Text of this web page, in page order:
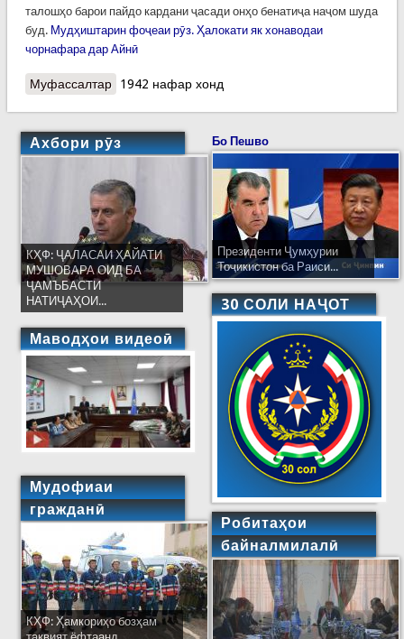
талошҳо барои пайдо кардани ҷасади онҳо бенатиҷа наҷом шуда
буд. Мудҳиштарин фоҷеаи рӯз. Ҳалокати як хонаводаи
чорнафара дар Айнӣ
Муфассалтаро Ноҳияи Айнӣ: Ҷасади як нафар аз чор тан
дорад
1942 нафар хонд
Ахбори рӯз
КҲФ: ҶАЛАСАИ ҲАЙАТИ
МУШОВАРА ОИД БА
ҶАМЪБАСТИ
НАТИҶАҲОИ...
Маводҳои видеоӣ
Мудофиаи
гражданӣ
КҲФ: Ҳамкориҳо бозҳам
Бо Пешво
Президенти Ҷумҳурии
Тоҷикистон ба Раиси...
30 СОЛИ НАҶОТ
Робитаҳои
байналмилалӣ